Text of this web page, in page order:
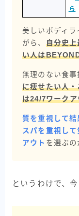
ら
美しいボディ
がら、 自分史
い人は
無理のない食事
に痩せたい人
は24/7ワーク
質を重視して
スパを重視し
アウト を選ぶの
というわけで、